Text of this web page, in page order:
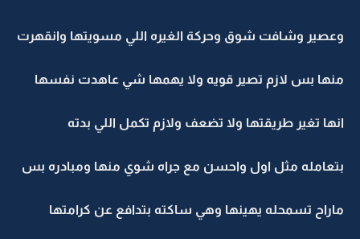
وعصير وشافت شوق وحركة الغيره اللي مسويتها وانقهرت
منها بس لازم تصير قويه ولا يهمها شي عاهدت نفسها
انها تغير طريقتها ولا تضعف ولازم تكمل اللي بدته
بتعامله مثل اول واحسن مع جراه شوي منها ومبادره بس
ماراح تسمحله يهينها وهي ساكته بتدافع عن كرامتها